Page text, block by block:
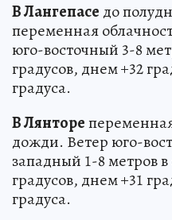
В Лангепасе до
переменная
юго-восточный 3-8
градусов, днем +32
градуса.
В Лянторе
дожди. Ветер юго-
западный 1-8 метров
градусов, днем +31
градуса.